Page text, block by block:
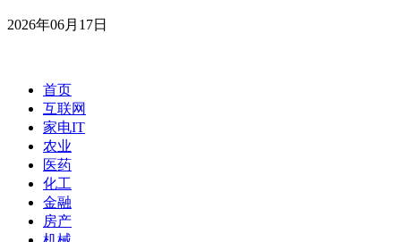
2026年06月17日
首页
互联网
家电IT
农业
医药
化工
金融
房产